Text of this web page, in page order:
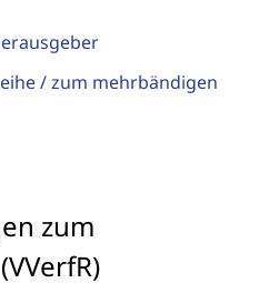
/ zum mehrbändigen
zum